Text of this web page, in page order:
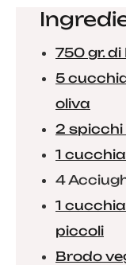
750 gr.
5
oliva
2 spicchi
1
4
1
piccoli
Brodo